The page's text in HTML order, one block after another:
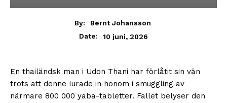
By:
Bernt Johansson
Date:
10 juni, 2026
En thailändsk man i Udon Thani har förlåtit sin vän
trots att denne lurade in honom i smuggling av
närmare 800 000 yaba-tabletter. Fallet belyser den